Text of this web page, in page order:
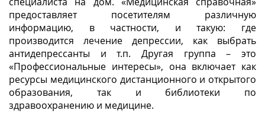
предоставляет посетителям различную
информацию, в частности, и такую: где
производится лечение депрессии, как выбрать
антидепрессанты и т.п. Другая группа – это
«Профессиональные интересы», она включает как
ресурсы медицинского дистанционного и открытого
образования, так и библиотеки по
здравоохранению и медицине.